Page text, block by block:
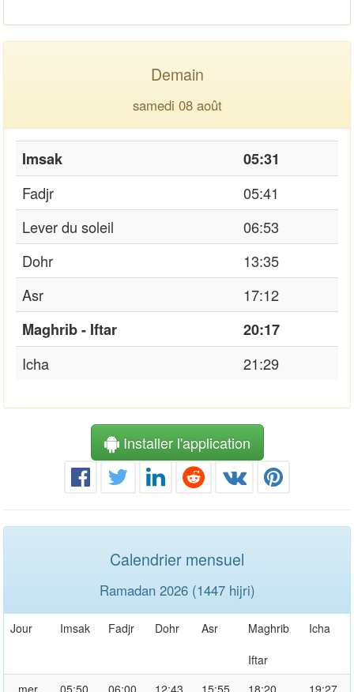
Demain
samedi 08 août
Imsak
05:31
Fadjr
05:41
Lever du soleil
06:53
Dohr
13:35
Asr
17:12
Maghrib - Iftar
20:17
Icha
21:29
Installer l'application
Calendrier mensuel
Ramadan 2026 (1447 hijri)
Jour Imsak Fadjr Dohr Asr
Maghrib
Iftar
Icha
mer.
05:50 06:00 12:43 15:55 18:20 19:27